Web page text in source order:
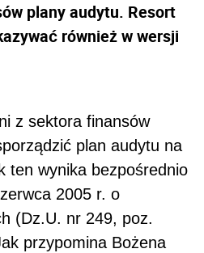
plany audytu. Resort
również w wersji
z sektora finansów
plan audytu na
ten wynika bezpośrednio
2005 r. o
(Dz.U. nr 249, poz.
przypomina Bożena